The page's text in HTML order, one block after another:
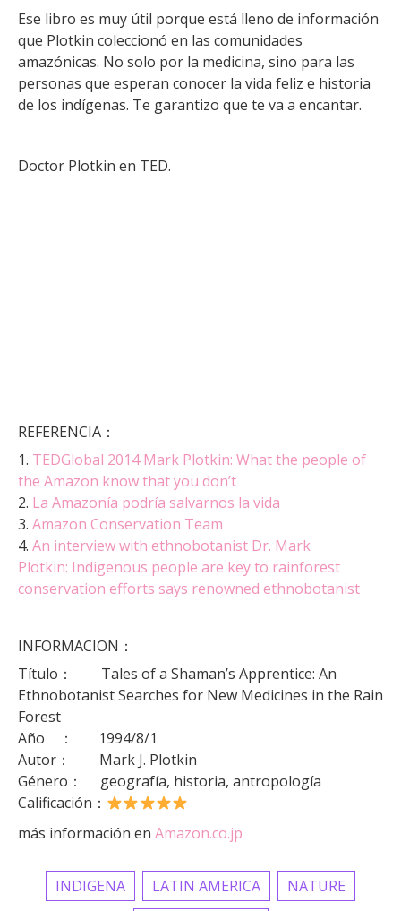
Ese libro es muy útil porque está lleno de información
que Plotkin coleccionó en las comunidades
amazónicas. No solo por la medicina, sino para las
personas que esperan conocer la vida feliz e historia
de los indígenas. Te garantizo que te va a encantar.
Doctor Plotkin en TED.
REFERENCIA：
1. TEDGlobal 2014 Mark Plotkin: What the people of
the Amazon know that you don’t
2. La Amazonía podría salvarnos la vida
3. Amazon Conservation Team
4. An interview with ethnobotanist Dr. Mark
Plotkin: Indigenous people are key to rainforest
conservation efforts says renowned ethnobotanist
INFORMACION：
Título： Tales of a Shaman’s Apprentice: An
Ethnobotanist Searches for New Medicines in the Rain
Forest
Año ： 1994/8/1
Autor： Mark J. Plotkin
Género： geografía, historia, antropología
Calificación：
más información en Amazon.co.jp
INDIGENA LATIN AMERICA NATURE